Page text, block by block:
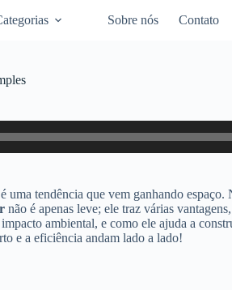
Sobre nós Contato
é uma tendência que vem ganhando
não é apenas leve; ele traz várias
impacto ambiental, e como ele ajuda a
e a eficiência andam lado a lado!